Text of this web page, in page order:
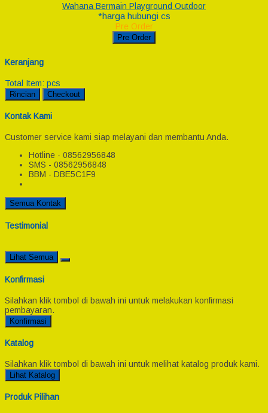
Wahana Bermain Playground Outdoor
*harga hubungi cs
Pre Order
Pre Order
Keranjang
Total Item: pcs
Rincian Checkout
Kontak Kami
Customer service kami siap melayani dan membantu Anda.
Hotline - 08562956848
SMS - 08562956848
BBM - DBE5C1F9
Semua Kontak
Testimonial
Lihat Semua
Konfirmasi
Silahkan klik tombol di bawah ini untuk melakukan konfirmasi
pembayaran.
Konfirmasi
Katalog
Silahkan klik tombol di bawah ini untuk melihat katalog produk kami.
Lihat Katalog
Produk Pilihan